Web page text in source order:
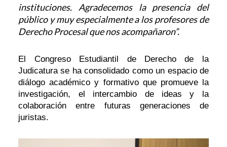
instituciones. Agradecemos la presencia del
público y muy especialmente a los profesores de
Derecho Procesal que nos acompañaron”.
El Congreso Estudiantil de Derecho de la
Judicatura se ha consolidado como un espacio de
diálogo académico y formativo que promueve la
investigación, el intercambio de ideas y la
colaboración entre futuras generaciones de
juristas.